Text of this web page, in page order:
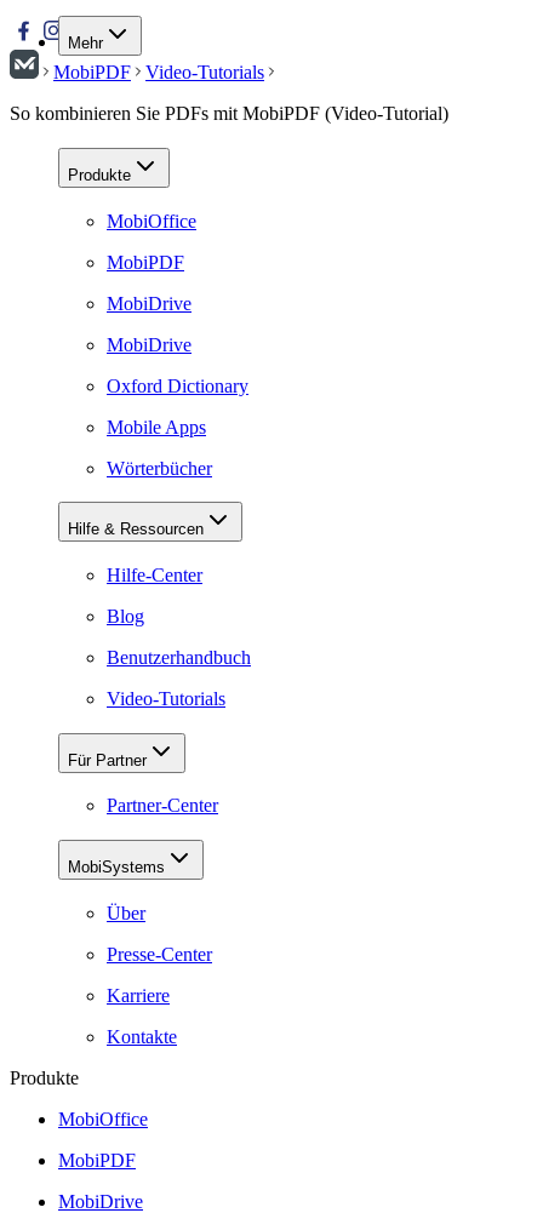
Mehr
MobiPDF
Video-Tutorials
So kombinieren Sie PDFs mit MobiPDF (Video-Tutorial)
Produkte
MobiOffice
MobiPDF
MobiDrive
MobiDrive
Oxford Dictionary
Mobile Apps
Wörterbücher
Hilfe & Ressourcen
Hilfe-Center
Blog
Benutzerhandbuch
Video-Tutorials
Für Partner
Partner-Center
MobiSystems
Über
Presse-Center
Karriere
Kontakte
Produkte
MobiOffice
MobiPDF
MobiDrive